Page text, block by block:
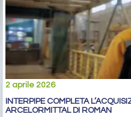
2 aprile 2026
INTERPIPE COMPLETA
ARCELORMITTAL DI ROMAN